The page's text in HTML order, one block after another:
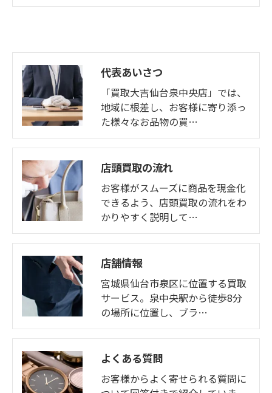
代表あいさつ
「買取大吉仙台泉中央店」では、
地域に根差し、お客様に寄り添っ
た様々なお品物の買…
店頭買取の流れ
お客様がスムーズに商品を現金化
できるよう、店頭買取の流れをわ
かりやすく説明して…
店舗情報
宮城県仙台市泉区に位置する買取
サービス。泉中央駅から徒歩8分
の場所に位置し、ブラ…
よくある質問
お客様からよく寄せられる質問に